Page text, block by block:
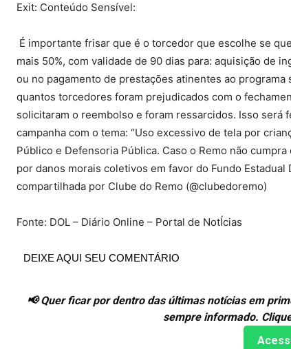
Exit: Conteúdo Sensível:
É importante frisar que é o torcedor que escolhe se
mais 50%, com validade de 90 dias para: aquisição de
ou no pagamento de prestações atinentes ao
quantos torcedores foram prejudicados com o
solicitaram o reembolso e foram ressarcidos. Isso será
campanha com o tema: “Uso excessivo de tela por
Público e Defensoria Pública. Caso o Remo não
por danos morais coletivos em favor do Fundo
compartilhada por Clube do Remo (@clubedoremo)
Fonte: DOL – Diário Online – Portal de NotÍcias
DEIXE AQUI SEU COMENTÁRIO
📢 Quer ficar por dentro das últimas notícias em
sempre informado.